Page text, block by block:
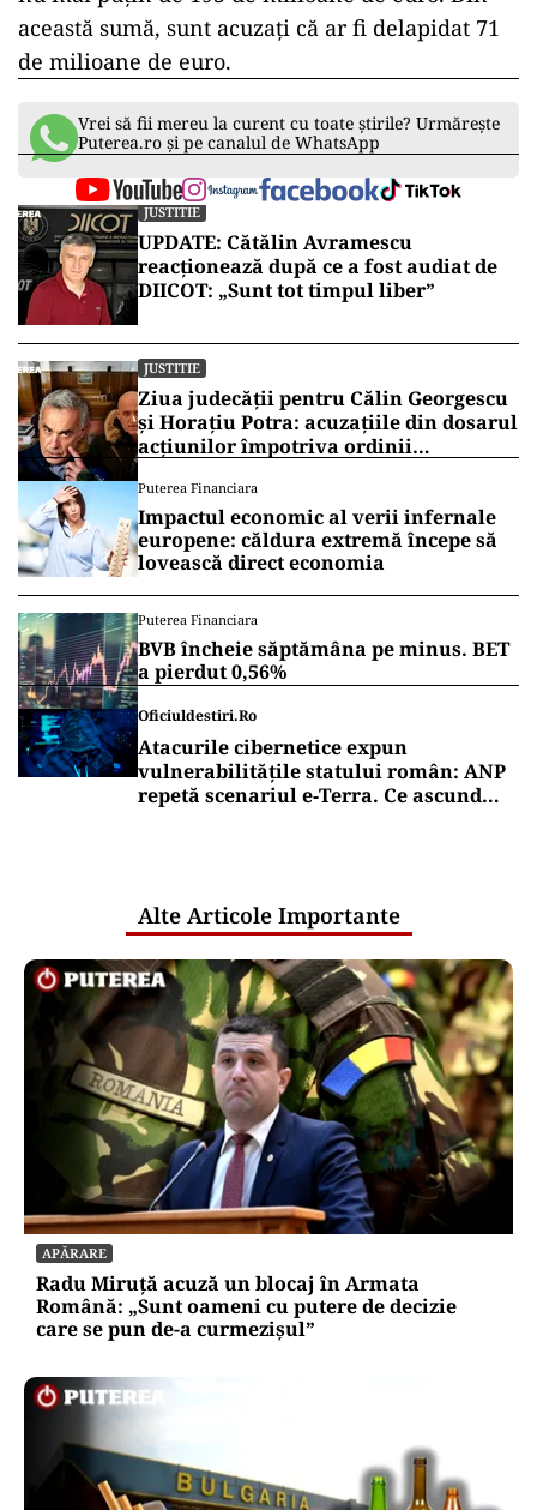
această sumă, sunt acuzați că ar fi delapidat 71
de milioane de euro.
Vrei să fii mereu la curent cu toate știrile? Urmărește
Puterea.ro și pe canalul de WhatsApp
JUSTITIE
UPDATE: Cătălin Avramescu
reacționează după ce a fost audiat de
DIICOT: „Sunt tot timpul liber”
JUSTITIE
Ziua judecății pentru Călin Georgescu
și Horațiu Potra: acuzațiile din dosarul
acțiunilor împotriva ordinii
de la Înalta Curte
Puterea Financiara
Impactul economic al verii infernale
europene: căldura extremă începe să
lovească direct economia
Puterea Financiara
BVB încheie săptămâna pe minus. BET
a pierdut 0,56%
Oficiuldestiri.ro
Atacurile cibernetice expun
vulnerabilitățile statului român: ANP
repetă scenariul e‑Terra. Ce ascund
Alte Articole Importante
APĂRARE
Radu Miruță acuză un blocaj în Armata
Română: „Sunt oameni cu putere de decizie
care se pun de-a curmezișul”